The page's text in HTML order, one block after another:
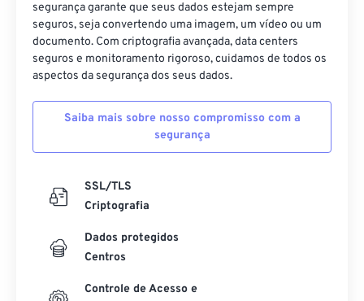
segurança garante que seus dados estejam sempre
seguros, seja convertendo uma imagem, um vídeo ou um
documento. Com criptografia avançada, data centers
seguros e monitoramento rigoroso, cuidamos de todos os
aspectos da segurança dos seus dados.
Saiba mais sobre nosso compromisso com a
segurança
SSL/TLS
Criptografia
Dados protegidos
Centros
Controle de Acesso e